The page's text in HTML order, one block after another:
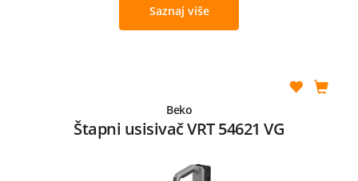
Saznaj više
Beko
Štapni usisivač VRT 54621 VG